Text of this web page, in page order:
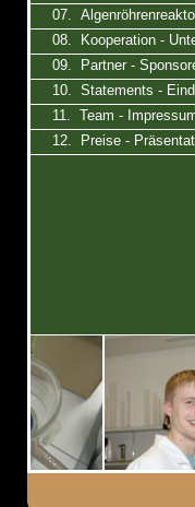
07.
08. Kooperation -
09. Partner -
10. Statements -
11. Team -
12. Preise -